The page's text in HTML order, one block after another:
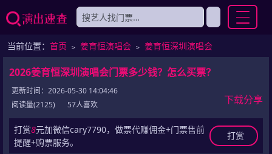
当前位置： 首页 ﹥ 姜育恒演唱会 ﹥ 姜育恒深圳演唱会
2026姜育恒深圳演唱会门票多少钱？怎么买票？
更新时间：2026-05-30 14:04:46
阅读量(2125)
57人喜欢 下载分享
打赏8元加微信cary7790，做票代赚佣金+门票售前
提醒+购票服务。
打赏